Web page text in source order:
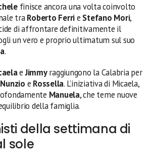
finisce ancora una volta coinvolto
traRoberto Ferrie Stefano Mori,
di affrontare definitivamente il
un vero e proprio ultimatum sul suo
.
eJimmyraggiungono la Calabria per
Nunzio e Rossella. L’iniziativa di Micaela,
Manuela, che teme nuove
della famiglia.
della settimana di
sole